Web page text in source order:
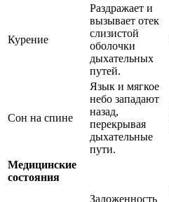
Курение
Раздражает и
вызывает отек
слизистой
оболочки
дыхательных
путей.
Сон на спине
Язык и мягкое
небо западают
назад,
перекрывая
дыхательные
пути.
Медицинские
состояния
Заложенность